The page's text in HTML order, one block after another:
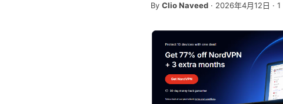
By Clio Naveed · 2026年4月12日 · 1